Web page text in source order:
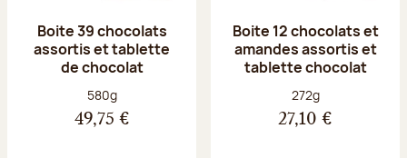
Boite 39 chocolats
assortis et tablette
de chocolat
Poids net :
580g
49,75 €
Boite 12 chocolats et
amandes assortis et
tablette chocolat
Poids net :
272g
27,10 €